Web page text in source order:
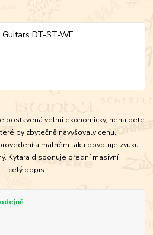
postavená velmi ekonomicky, nenajdete
by zbytečně navyšovaly cenu.
a matném laku dovoluje zvuku
Kytara disponuje přední masivní
celý popis